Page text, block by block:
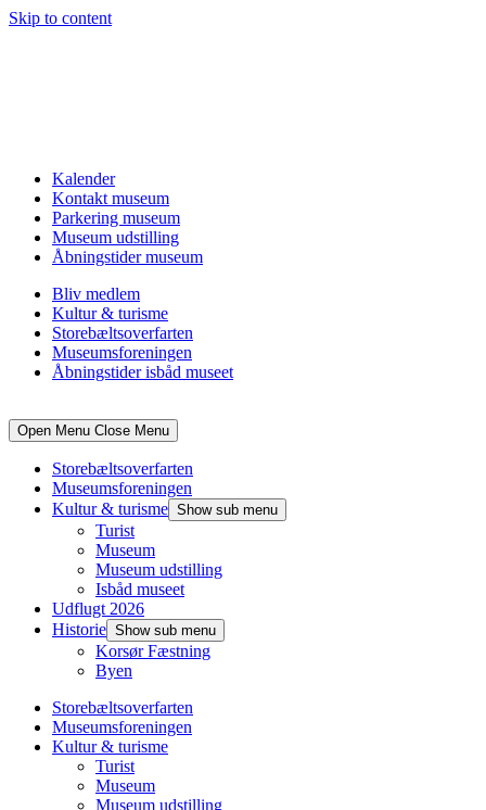
Skip to content
Kalender
Kontakt museum
Parkering museum
Museum udstilling
Åbningstider museum
Bliv medlem
Kultur & turisme
Storebæltsoverfarten
Museumsforeningen
Åbningstider isbåd museet
Open Menu Close Menu
Storebæltsoverfarten
Museumsforeningen
Kultur & turisme Show sub menu
Turist
Museum
Museum udstilling
Isbåd museet
Udflugt 2026
Historie Show sub menu
Korsør Fæstning
Byen
Storebæltsoverfarten
Museumsforeningen
Kultur & turisme
Turist
Museum
Museum udstilling